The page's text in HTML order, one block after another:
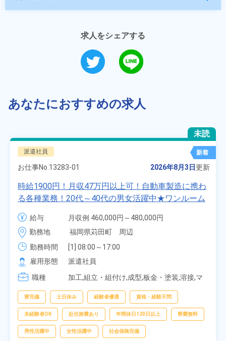
求人をシェアする
あなたにおすすめの求人
未読
派遣社員 新着
お仕事No. 13283-01 2026年8月3日更新
時給1900円！月収47万円以上可！自動車製造に携わ
る各種業務！20代～40代の男女活躍中★ワンルーム
寮無料！マイカー通勤OK！無料駐車場あり！赴任旅
費会社負担！社員食堂あり！日払いあり！土日休
み！特別賞与90万円支給！《福岡県京都郡苅田町》
給与
月収例 460,000円～480,000円
時給 1,900円～1,900円
勤務地
福岡県苅田町　周辺
勤務時間
[1] 08:00～17:00
[2] 20:00～05:00
[3] 06:30～15:00
[4] 14:30～23:00
雇用形態
派遣社員
職種
加工,組立・組付け,成型,板金・塗装,溶接,マ
査,物流・配送
寮完備 土日休み 経験者優遇 資格・経験不問
未経験者OK 赴任旅費あり 年間休日120日以上 寮費無料
男性活躍中 女性活躍中 社会保険完備